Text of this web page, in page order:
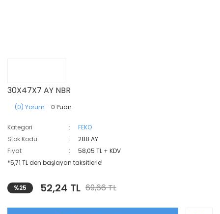
30X47X7 AY NBR
(0) Yorum - 0 Puan
Kategori
FEKO
Stok Kodu
288 AY
Fiyat
58,05 TL + KDV
*5,71 TL den başlayan taksitlerle!
%25 52,24 TL 69,66 TL